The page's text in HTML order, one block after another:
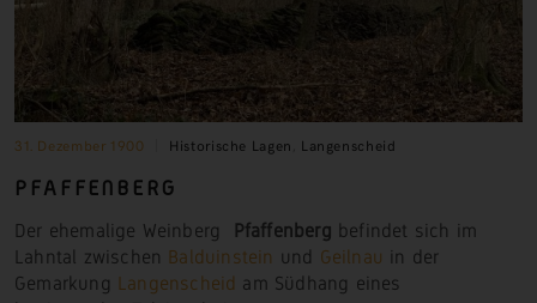
31. Dezember 1900 Historische Lagen Langenscheid
PFAFFENBERG
Der ehemalige Weinberg
Pfaffenberg befindet sich im
Lahntal zwischen Balduinstein und Geilnau
in der
Gemarkung Langenscheid am Südhang eines